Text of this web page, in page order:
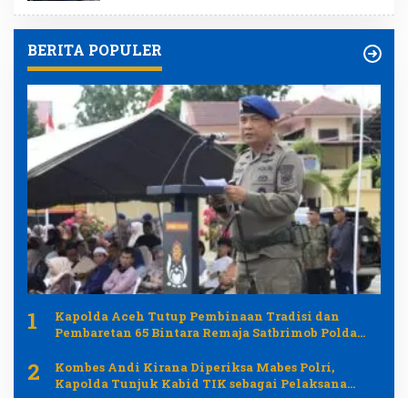
BERITA POPULER
1
Kapolda Aceh Tutup Pembinaan Tradisi dan
Pembaretan 65 Bintara Remaja Satbrimob Polda
2
Kombes Andi Kirana Diperiksa Mabes Polri,
Kapolda Tunjuk Kabid TIK sebagai Pelaksana